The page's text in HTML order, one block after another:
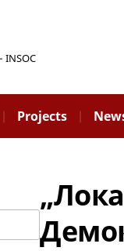
INSOC
Projects